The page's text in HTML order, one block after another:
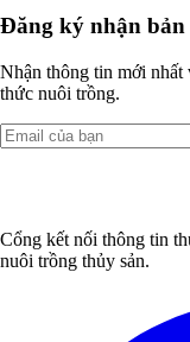
Đăng ký nhận bản
Nhận thông tin mới nhất
thức nuôi trồng.
Cổng kết nối thông tin
nuôi trồng thủy sản.